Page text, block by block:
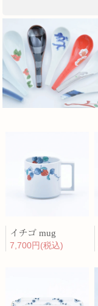
イチゴ mug
7,700円(税込)